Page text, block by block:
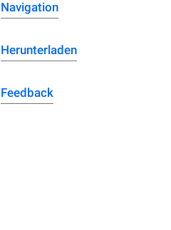
Navigation
Herunterladen
Feedback